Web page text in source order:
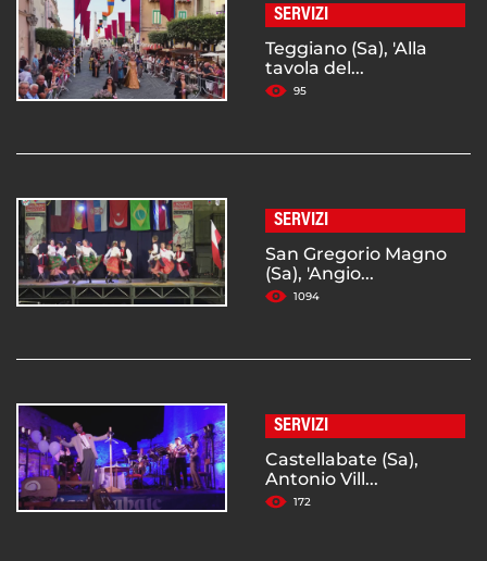
SERVIZI
Teggiano (Sa), 'Alla
tavola del...
95
SERVIZI
San Gregorio Magno
(Sa), 'Angio...
1094
SERVIZI
Castellabate (Sa),
Antonio Vill...
172